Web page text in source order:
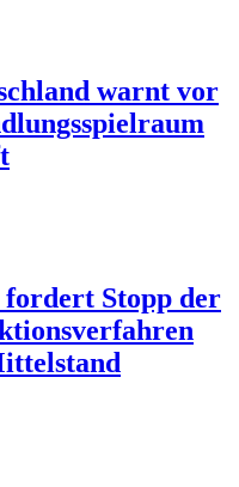
warnt vor
fordert Stopp der